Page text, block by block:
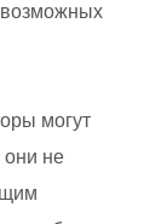
могут
они не